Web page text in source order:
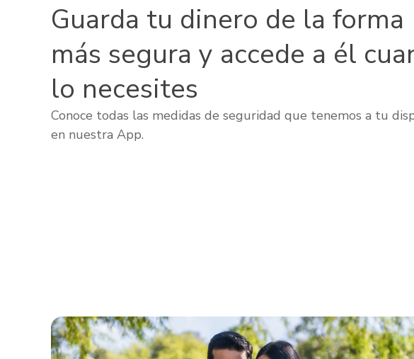
Guarda tu dinero de la forma
más segura y accede a él
lo necesites
Conoce todas las medidas de seguridad que tenemos a tu
en nuestra App.